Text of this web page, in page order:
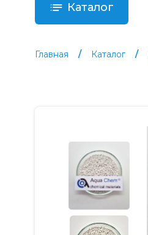
Каталог
Главная Каталог